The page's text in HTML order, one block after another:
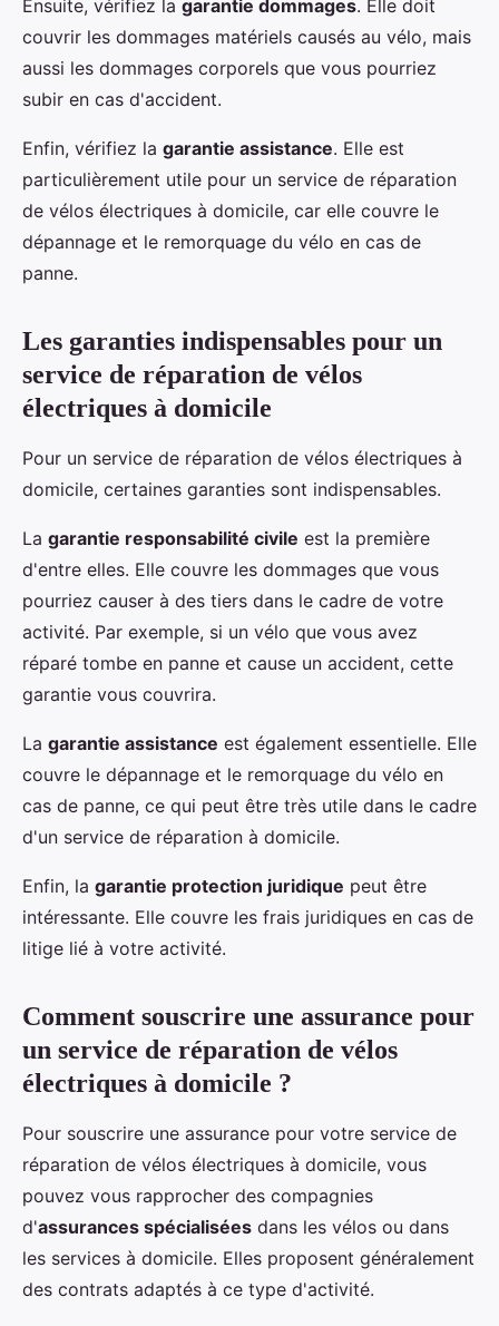
Ensuite, vérifiez la garantie dommages. Elle doit
couvrir les dommages matériels causés au vélo, mais
aussi les dommages corporels que vous pourriez
subir en cas d'accident.
Enfin, vérifiez la garantie assistance. Elle est
particulièrement utile pour un service de réparation
de vélos électriques à domicile, car elle couvre le
dépannage et le remorquage du vélo en cas de
panne.
Les garanties indispensables pour un
service de réparation de vélos
électriques à domicile
Pour un service de réparation de vélos électriques à
domicile, certaines garanties sont indispensables.
La garantie responsabilité civile est la première
d'entre elles. Elle couvre les dommages que vous
pourriez causer à des tiers dans le cadre de votre
activité. Par exemple, si un vélo que vous avez
réparé tombe en panne et cause un accident, cette
garantie vous couvrira.
La garantie assistance est également essentielle. Elle
couvre le dépannage et le remorquage du vélo en
cas de panne, ce qui peut être très utile dans le cadre
d'un service de réparation à domicile.
Enfin, la garantie protection juridique peut être
intéressante. Elle couvre les frais juridiques en cas de
litige lié à votre activité.
Comment souscrire une assurance pour
un service de réparation de vélos
électriques à domicile ?
Pour souscrire une assurance pour votre service de
réparation de vélos électriques à domicile, vous
pouvez vous rapprocher des compagnies
d'assurances spécialisées dans les vélos ou dans
les services à domicile. Elles proposent généralement
des contrats adaptés à ce type d'activité.